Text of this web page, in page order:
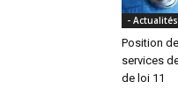
-
Position
services
de loi 11